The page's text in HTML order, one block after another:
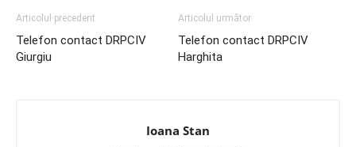
Articolul precedent
Telefon contact DRPCIV
Giurgiu
Articolul următor
Telefon contact DRPCIV
Harghita
Ioana Stan